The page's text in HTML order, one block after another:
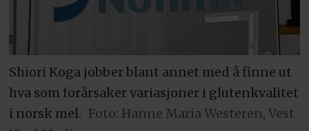
Shiori Koga jobber blant annet med å finne ut
hva som forårsaker variasjoner i glutenkvalitet
i norsk mel. Foto: Hanne Maria Westeren, Vest